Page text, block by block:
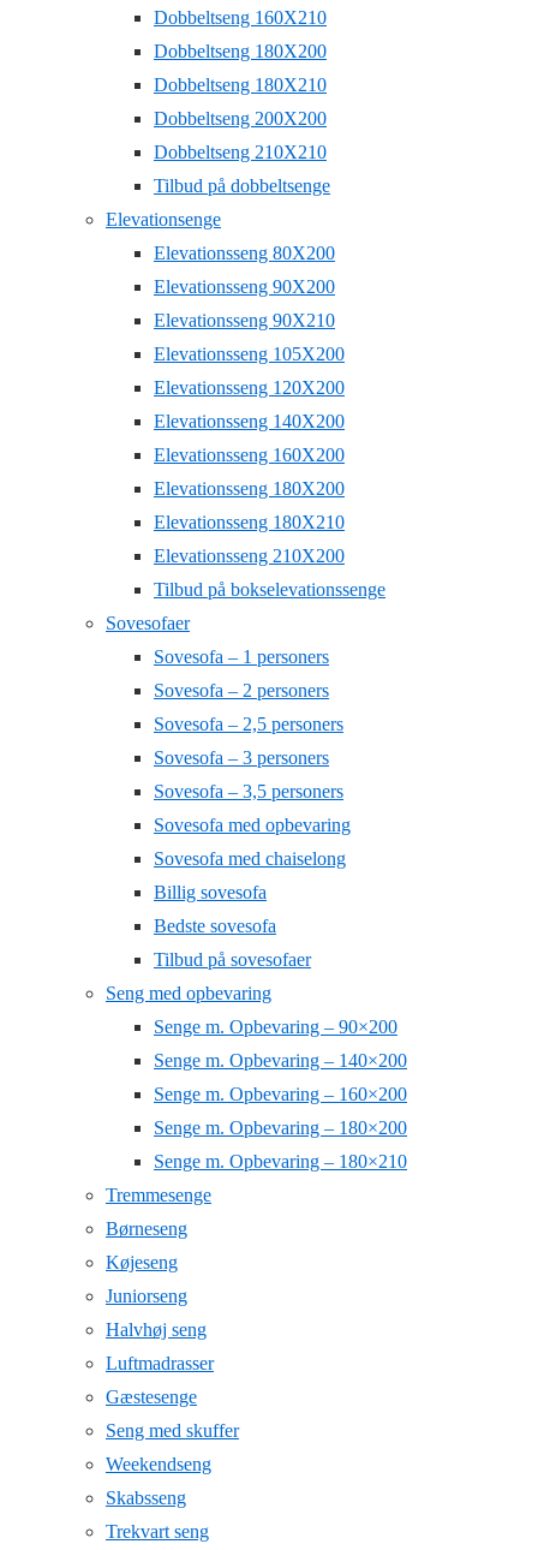
Dobbeltseng 160X210
Dobbeltseng 180X200
Dobbeltseng 180X210
Dobbeltseng 200X200
Dobbeltseng 210X210
Tilbud på dobbeltsenge
Elevationsenge
Elevationsseng 80X200
Elevationsseng 90X200
Elevationsseng 90X210
Elevationsseng 105X200
Elevationsseng 120X200
Elevationsseng 140X200
Elevationsseng 160X200
Elevationsseng 180X200
Elevationsseng 180X210
Elevationsseng 210X200
Tilbud på bokselevationssenge
Sovesofaer
Sovesofa – 1 personers
Sovesofa – 2 personers
Sovesofa – 2,5 personers
Sovesofa – 3 personers
Sovesofa – 3,5 personers
Sovesofa med opbevaring
Sovesofa med chaiselong
Billig sovesofa
Bedste sovesofa
Tilbud på sovesofaer
Seng med opbevaring
Senge m. Opbevaring – 90×200
Senge m. Opbevaring – 140×200
Senge m. Opbevaring – 160×200
Senge m. Opbevaring – 180×200
Senge m. Opbevaring – 180×210
Tremmesenge
Børneseng
Køjeseng
Juniorseng
Halvhøj seng
Luftmadrasser
Gæstesenge
Seng med skuffer
Weekendseng
Skabsseng
Trekvart seng